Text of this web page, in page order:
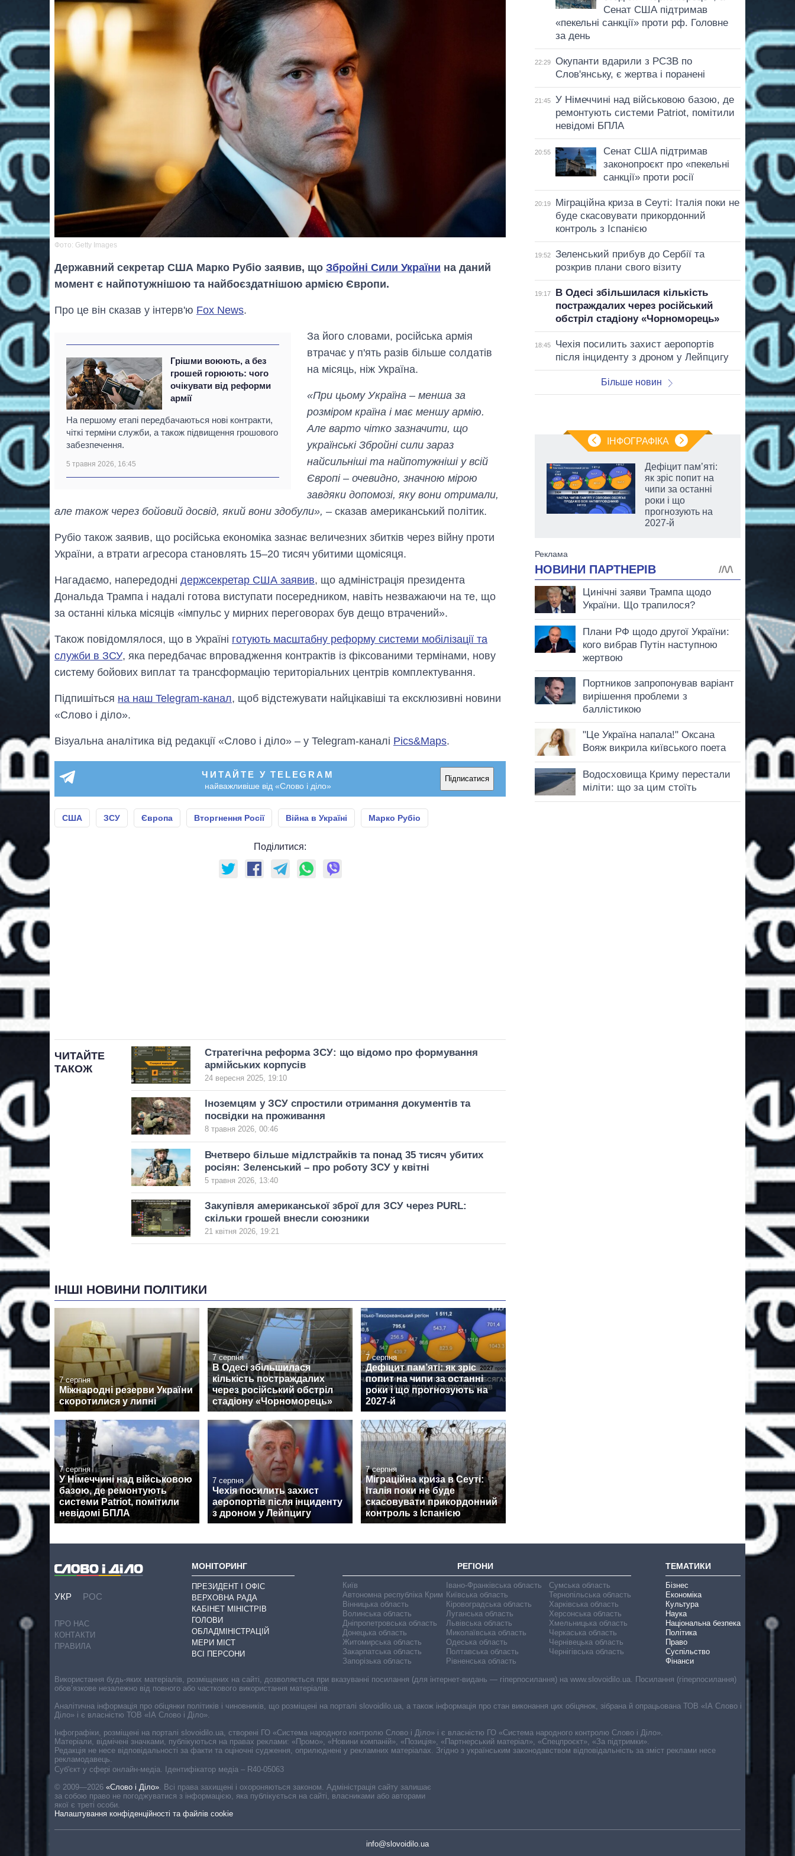
Фото: Getty Images
Державний секретар США Марко Рубіо заявив, що Збройні Сили України на даний
момент є найпотужнішою та найбоєздатнішою армією Європи.
Про це він сказав у інтерв'ю Fox News.
Грішми воюють, а без
грошей горюють: чого
очікувати від реформи
армії
На першому етапі передбачаються нові контракти,
чіткі терміни служби, а також підвищення грошового
забезпечення.
5 травня 2026, 16:45
За його словами, російська армія
втрачає у п'ять разів більше солдатів
на місяць, ніж Україна.
«При цьому Україна – менша за
розміром країна і має меншу армію.
Але варто чітко зазначити, що
українські Збройні сили зараз
найсильніші та найпотужніші у всій
Європі – очевидно, значною мірою
завдяки допомозі, яку вони отримали,
але також через бойовий досвід, який вони здобули», – сказав американський політик.
Рубіо також заявив, що російська економіка зазнає величезних збитків через війну проти
України, а втрати агресора становлять 15–20 тисяч убитими щомісяця.
Нагадаємо, напередодні держсекретар США заявив, що адміністрація президента
Дональда Трампа і надалі готова виступати посередником, навіть незважаючи на те, що
за останні кілька місяців «імпульс у мирних переговорах був дещо втрачений».
Також повідомлялося, що в Україні готують масштабну реформу системи мобілізації та
служби в ЗСУ, яка передбачає впровадження контрактів із фіксованими термінами, нову
систему бойових виплат та трансформацію територіальних центрів комплектування.
Підпишіться на наш Telegram-канал, щоб відстежувати найцікавіші та ексклюзивні новини
«Слово і діло».
Візуальна аналітика від редакції «Слово і діло» – у Telegram-каналі Pics&Maps.
ЧИТАЙТЕ У TELEGRAM
найважливіше від «Слово і діло»
Підписатися
США ЗСУ Європа Вторгнення Росії Війна в Україні Марко Рубіо
Поділитися:
ЧИТАЙТЕ
ТАКОЖ
Стратегічна реформа ЗСУ: що відомо про формування
армійських корпусів
24 вересня 2025, 19:10
Іноземцям у ЗСУ спростили отримання документів та
посвідки на проживання
8 травня 2026, 00:46
Вчетверо більше мідлстрайків та понад 35 тисяч убитих
росіян: Зеленський – про роботу ЗСУ у квітні
5 травня 2026, 13:40
Закупівля американської зброї для ЗСУ через PURL:
скільки грошей внесли союзники
21 квітня 2026, 19:21
ІНШІ НОВИНИ ПОЛІТИКИ
7 серпня
Міжнародні резерви України
скоротилися у липні
7 серпня
В Одесі збільшилася
кількість постраждалих
через російський обстріл
стадіону «Чорноморець»
7 серпня
Дефіцит пам’яті: як зріс
попит на чипи за останні
роки і що прогнозують на
2027-й
7 серпня
У Німеччині над військовою
базою, де ремонтують
системи Patriot, помітили
невідомі БПЛА
7 серпня
Чехія посилить захист
аеропортів після інциденту
з дроном у Лейпцигу
7 серпня
Міграційна криза в Сеуті:
Італія поки не буде
скасовувати прикордонний
контроль з Іспанією
Сенат США підтримав
«пекельні санкції» проти рф. Головне
за день
22:29
Окупанти вдарили з РСЗВ по
Слов'янську, є жертва і поранені
21:45
У Німеччині над військовою базою, де
ремонтують системи Patriot, помітили
невідомі БПЛА
20:55
Сенат США підтримав
законопроєкт про «пекельні
санкції» проти росії
20:19
Міграційна криза в Сеуті: Італія поки не
буде скасовувати прикордонний
контроль з Іспанією
19:52
Зеленський прибув до Сербії та
розкрив плани свого візиту
19:17
В Одесі збільшилася кількість
постраждалих через російський
обстріл стадіону «Чорноморець»
18:45
Чехія посилить захист аеропортів
після інциденту з дроном у Лейпцигу
Більше новин
ІНФОГРАФІКА
Як за 10 років
змінилася кількість
бакалаврат,
магістратуру та
Дефіцит пам’яті:
як зріс попит на
чипи за останні
роки і що
прогнозують на
2027-й
УКР РОС
ПРО НАС
КОНТАКТИ
ПРАВИЛА
МОНІТОРИНГ
ПРЕЗИДЕНТ І ОФІС
ВЕРХОВНА РАДА
КАБІНЕТ МІНІСТРІВ
ГОЛОВИ
ОБЛАДМІНІСТРАЦІЙ
МЕРИ МІСТ
ВСІ ПЕРСОНИ
РЕГІОНИ
Київ
Автономна республіка Крим
Вінницька область
Волинська область
Дніпропетровська область
Донецька область
Житомирська область
Закарпатська область
Запорізька область
Івано-Франківська область
Київська область
Кіровоградська область
Луганська область
Львівська область
Миколаївська область
Одеська область
Полтавська область
Рівненська область
Сумська область
Тернопільська область
Харківська область
Херсонська область
Хмельницька область
Черкаська область
Чернівецька область
Чернігівська область
ТЕМАТИКИ
Бізнес
Економіка
Культура
Наука
Національна безпека
Політика
Право
Суспільство
Фінанси
Cуб'єкт у сфері онлайн-медіа. Ідентифікатор медіа – R40-05063
© 2009—2026 «Слово і Діло» Всі права захищені і охороняються законом. Адміністрація сайту залишає
за собою право не погоджуватися з інформацією, яка публікується на сайті, власниками або авторами
якої є треті особи.
Налаштування конфіденційності та файлів cookie
info@slovoidilo.ua
Використання будь-яких матеріалів, розміщених на сайті, дозволяється при вказуванні посилання (для інтернет-видань — гіперпосилання) на www.slovoidilo.ua. Посилання (гіперпосилання)
обов’язкове незалежно від повного або часткового використання матеріалів.
Аналітична інформація про обіцянки політиків і чиновників, що розміщені на порталі slovoidilo.ua, а також інформація про стан виконання цих обіцянок, зібрана й опрацьована ТОВ «ІА Слово і
Діло» і є власністю ТОВ «ІА Слово і Діло».
Інфографіки, розміщені на порталі slovoidilo.ua, створені ГО «Система народного контролю Слово і Діло» і є власністю ГО «Система народного контролю Слово і Діло».
Матеріали, відмічені значками, публікуються на правах реклами: «Промо», «Новини компаній», «Позиція», «Партнерський матеріал», «Спецпроєкт», «За підтримки».
Редакція не несе відповідальності за факти та оціночні судження, оприлюднені у рекламних матеріалах. Згідно з українським законодавством відповідальність за зміст реклами несе
рекламодавець.